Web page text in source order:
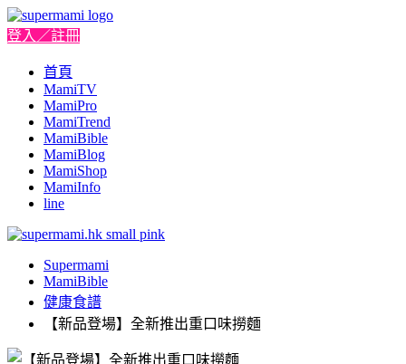
登入／註冊
首頁
MamiTV
MamiPro
MamiTrend
MamiBible
MamiBlog
MamiShop
MamiInfo
line
Supermami
MamiBible
健康食譜
【新品登場】全新推出重口味撈麵